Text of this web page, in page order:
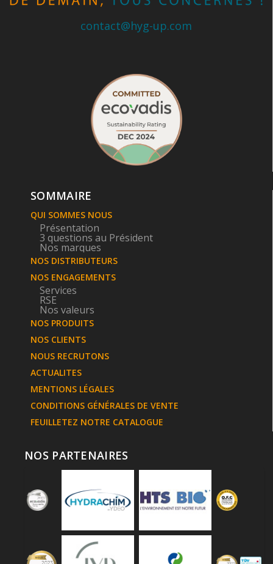
contact@hyg-up.com
SOMMAIRE
QUI SOMMES NOUS
Présentation
3 questions au Président
Nos marques
NOS DISTRIBUTEURS
NOS ENGAGEMENTS
Services
RSE
Nos valeurs
NOS PRODUITS
NOS CLIENTS
NOUS RECRUTONS
ACTUALITES
MENTIONS LÉGALES
CONDITIONS GÉNÉRALES DE VENTE
FEUILLETEZ NOTRE CATALOGUE
NOS PARTENAIRES